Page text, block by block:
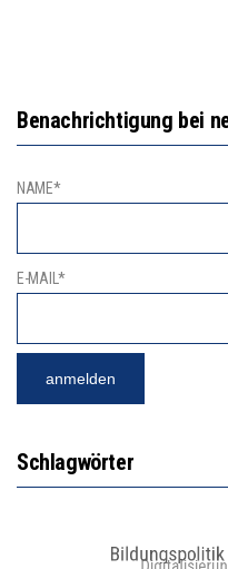
Benachrichtigung bei
NAME*
E-MAIL*
Schlagwörter